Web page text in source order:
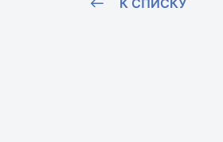
К СПИСКУ